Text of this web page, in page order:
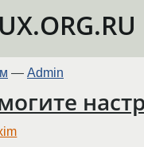
— Admin